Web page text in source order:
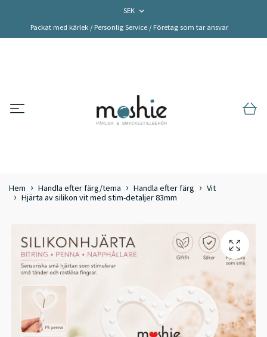
SEK
Packat med kärlek / Personlig Service / Företag som tar ansvar
Hem Handla efter färg/tema Handla efter färg
Vit
Hjärta av silikon vit med stim-detaljer 83mm